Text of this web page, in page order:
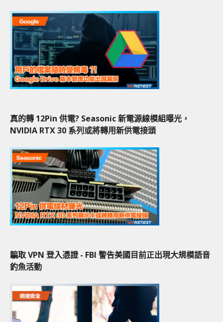
真的轉 12Pin 供電? Seasonic 新電源線模組曝光，
NVIDIA RTX 30 系列或將轉用新供電接頭
騙取 VPN 登入憑證 - FBI 警告美國目前正出現大規模語音
釣魚活動